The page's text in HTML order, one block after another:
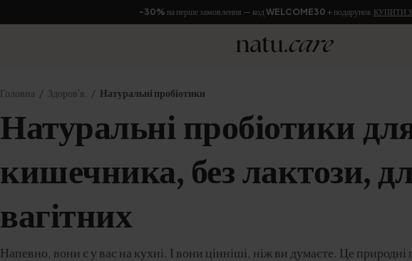
-30% на перше замовлення — код WELCOME30 + подарунок КУПИТИ
Головна Здоров'я. Натуральні пробіотики
Натуральні пробіотики
кишечника, без лактози,
вагітних
Напевно, вони є у вас на кухні. І вони цінніші, ніж ви думаєте. Це природні